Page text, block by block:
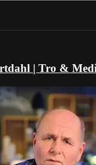
| Tro &